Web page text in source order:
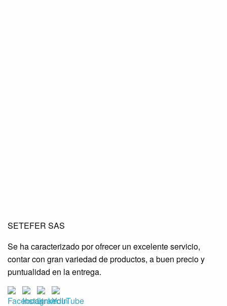
SETEFER LTDA
SETEFER LTDASETEFER LTDA SETEFER LTDA
SETEFER LTDASETEFER LTDASETEFER LTDA
SETEFER LTDA SETEFER LTDA
SETEFER LTDA
SETEFER LTDASETEFER LTDA
SETEFER SAS
Se ha caracterizado por ofrecer un excelente servicio,
contar con gran variedad de productos, a buen precio y
puntualidad en la entrega.